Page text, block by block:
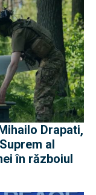
Drapati,
al
în războiul